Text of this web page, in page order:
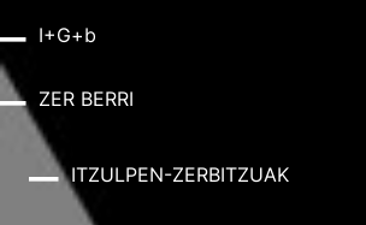
I+G+b
ZER BERRI
ITZULPEN-ZERBITZUAK